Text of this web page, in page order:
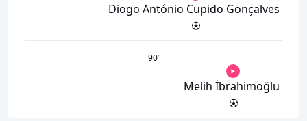
Diogo António Cupido Gonçalves
90’
Melih İbrahimoğlu